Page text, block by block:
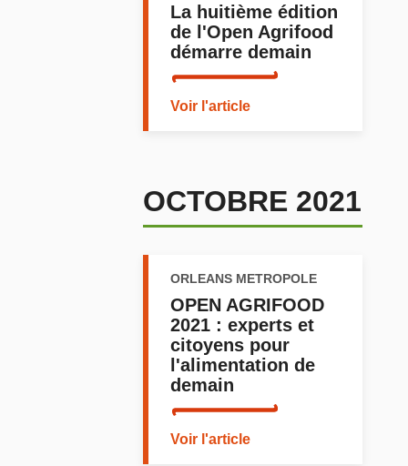
La huitième édition
de l'Open Agrifood
démarre demain
Voir l'article
OCTOBRE 2021
ORLEANS METROPOLE
OPEN AGRIFOOD
2021 : experts et
citoyens pour
l'alimentation de
demain
Voir l'article